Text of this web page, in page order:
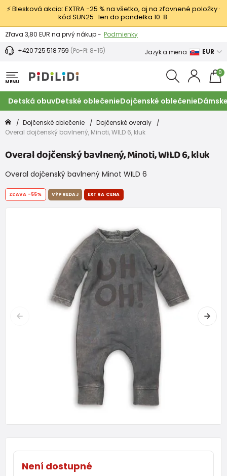
⚡ Blesková akcia: EXTRA −25 % na všetko, aj na zľavnené položky ·
kód SUN25 · len do pondelka 10. 8.
Výmena a vrátenie tovaru - Zobraziť
Zľava 3,80 EUR na prvý nákup - Podmienky
+420 725 518 759 (Po-Pi: 8-15) Jazyk a mena EUR
MENU
0
Detská obuvDetské oblečenieDojčenské oblečenie
Dojčenské oblečenie
Dojčenské overaly
Overal dojčenský bavlnený, Minoti, WILD 6, kluk
Overal dojčenský bavlnený, Minoti, WILD 6, kluk
Overal dojčenský bavlnený Minot WILD 6
Není dostupné
ZĽAVA -55% VÝPREDAJ EXTRA CENA